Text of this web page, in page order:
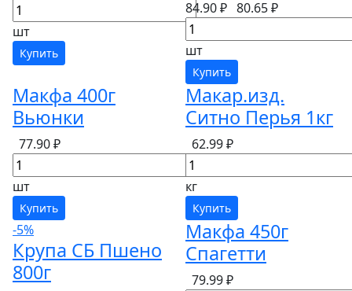
шт
Купить
84.90 ₽ 80.65 ₽
шт
Купить
Макфа 400г
Вьюнки
77.90 ₽
шт
Купить
Макар.изд.
Ситно Перья 1кг
62.99 ₽
кг
Купить
-5%
Крупа СБ Пшено
800г
Макфа 450г
Спагетти
79.99 ₽